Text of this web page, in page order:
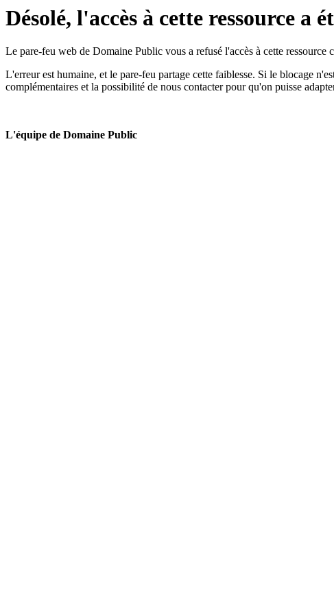
Désolé, l'accès à cette ressource a
Le pare-feu web de Domaine Public vous a refusé l'accès à cette ressource
L'erreur est humaine, et le pare-feu partage cette faiblesse. Si le blocage
complémentaires et la possibilité de nous contacter pour qu'on puisse
L'équipe de Domaine Public